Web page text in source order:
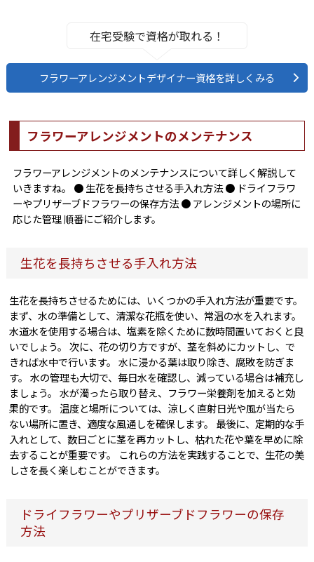
在宅受験で資格が取れる！
フラワーアレンジメントデザイナー資格を詳しくみる
フラワーアレンジメントのメンテナンス
フラワーアレンジメントのメンテナンスについて詳しく解説して
いきますね。 ● 生花を長持ちさせる手入れ方法 ● ドライフラワ
ーやプリザーブドフラワーの保存方法 ● アレンジメントの場所に
応じた管理 順番にご紹介します。
生花を長持ちさせる手入れ方法
生花を長持ちさせるためには、いくつかの手入れ方法が重要です。
まず、水の準備として、清潔な花瓶を使い、常温の水を入れます。
水道水を使用する場合は、塩素を除くために数時間置いておくと良
いでしょう。 次に、花の切り方ですが、茎を斜めにカットし、で
きれば水中で行います。 水に浸かる葉は取り除き、腐敗を防ぎま
す。 水の管理も大切で、毎日水を確認し、減っている場合は補充し
ましょう。 水が濁ったら取り替え、フラワー栄養剤を加えると効
果的です。 温度と場所については、涼しく直射日光や風が当たら
ない場所に置き、適度な風通しを確保します。 最後に、定期的な手
入れとして、数日ごとに茎を再カットし、枯れた花や葉を早めに除
去することが重要です。 これらの方法を実践することで、生花の美
しさを長く楽しむことができます。
ドライフラワーやプリザーブドフラワーの保存
方法